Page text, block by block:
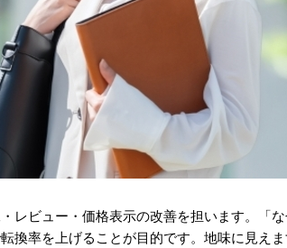
レビュー・価格表示の改善を担います。「
換率を上げることが目的です。地味に見え